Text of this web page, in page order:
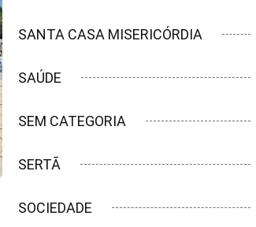
SANTA CASA MISERICÓRDIA
SAÚDE
SEM CATEGORIA
SERTÃ
SOCIEDADE